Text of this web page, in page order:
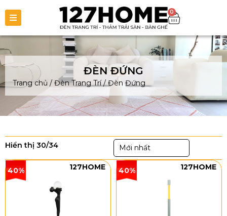
0
ĐÈN ĐỨNG
Trang chủ / Đèn Trang Trí/Đèn Đứng
Hiển thị 30/34 Mới nhất
40% 127HOME 40% 127HOME